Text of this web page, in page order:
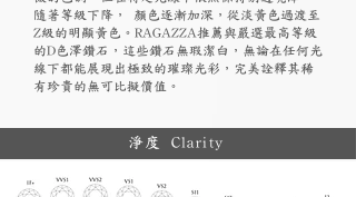
隨著等級下降， 顏色逐漸加深，從淡黃色過渡至
Z級的明顯黃色。RAGAZZA推薦與嚴選最高等級
的D色澤鑽石，這些鑽石無瑕潔白，無論在任何光
線下都能展現出極致的璀璨光彩，完美詮釋其稀
有珍貴的無可比擬價值。
淨度 Clarity